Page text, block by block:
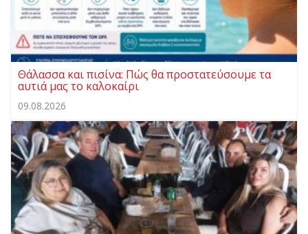
Θάλασσα και πισίνα: Πώς θα προστατεύσουμε τα
αυτιά μας το καλοκαίρι
09.08.2026